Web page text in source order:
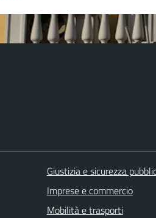
Giustizia e sicurezza
Imprese e commercio
Mobilità e trasporti